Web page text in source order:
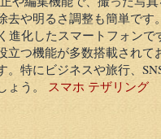
去や明るさ調整も簡単です
進化したスマートフォン
立つ機能が多数搭載され
。特にビジネスや旅行、
ょう。 スマホ テザリング